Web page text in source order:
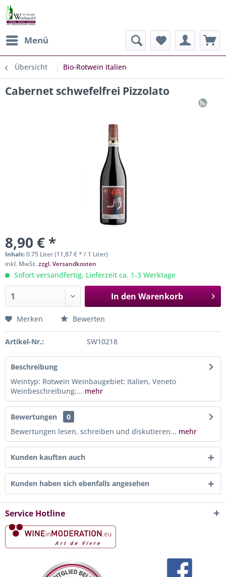
Menü
Übersicht Bio-Rotwein Italien
Cabernet schwefelfrei Pizzolato
8,90 € *
Inhalt:0.75 Liter (11,87 € * / 1 Liter)
inkl. MwSt.zzgl. Versandkosten
Sofort versandfertig, Lieferzeit ca. 1-3 Werktage
In den Warenkorb
Merken Bewerten
Artikel-Nr.: SW10218
Beschreibung
Weintyp: Rotwein Weinbaugebiet: Italien, Veneto
Weinbeschreibung:... mehr
Bewertungen
0
Bewertungen lesen, schreiben und diskutieren... mehr
Kunden kauften auch
Kunden haben sich ebenfalls angesehen
Service Hotline